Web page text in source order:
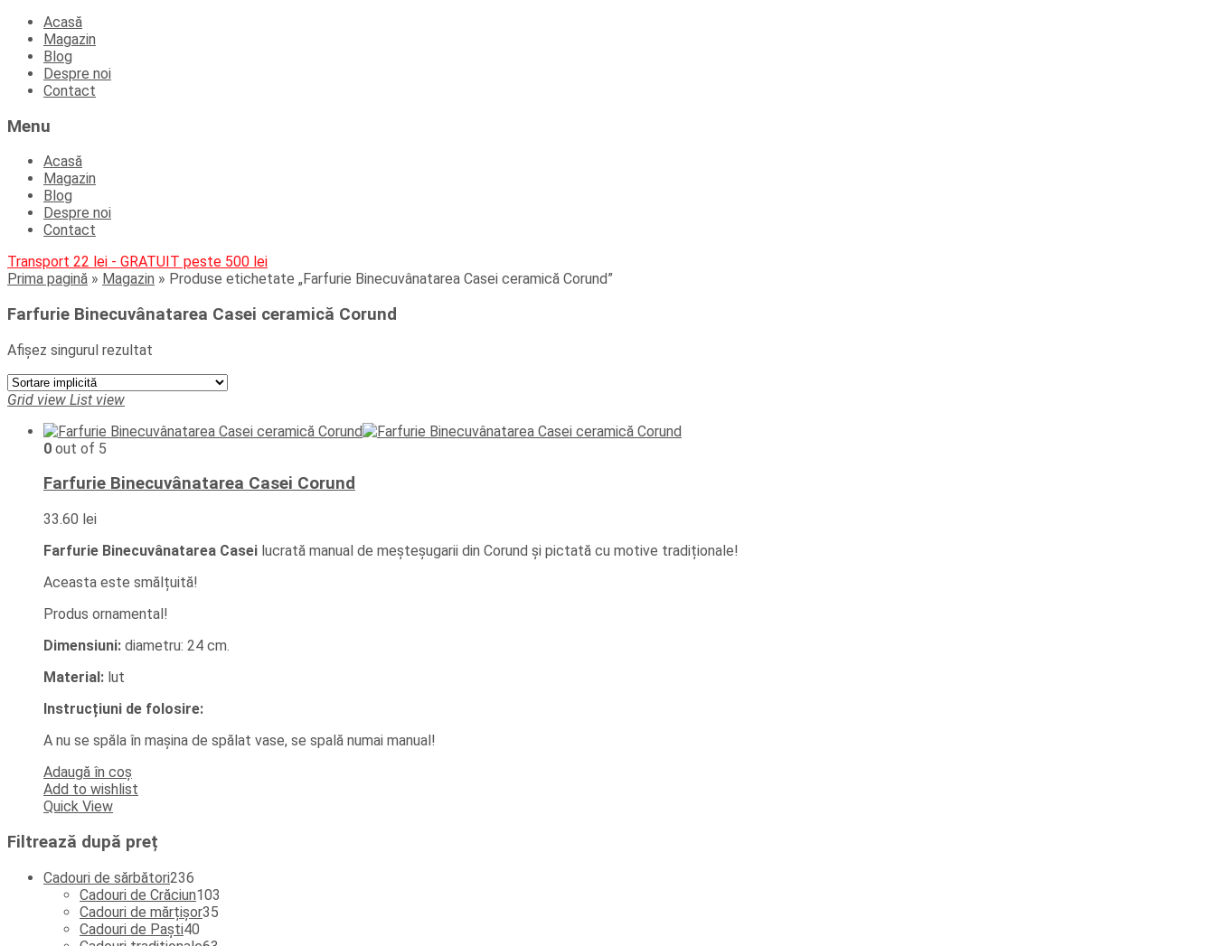
Skip
content
Acasă
Magazin
Blog
Despre noi
Contact
Menu
Acasă
Magazin
Blog
Despre noi
Contact
Transport 22 lei - GRATUIT peste 500 lei
Prima pagină » Magazin » Produse etichetate „Farfurie Binecuvânatarea Casei ceramică Corund”
Farfurie Binecuvânatarea Casei ceramică Corund
Afișez singurul rezultat
Grid view List view
0 out of 5
Farfurie Binecuvânatarea Casei Corund
33.60 lei
Farfurie Binecuvânatarea Casei lucrată manual de meșteșugarii din Corund și pictată cu motive tradiționale!
Aceasta este smălțuită!
Produs ornamental!
Dimensiuni: diametru: 24 cm.
Material: lut
Instrucțiuni de folosire:
A nu se spăla în mașina de spălat vase, se spală numai manual!
Adaugă în coș
Add to wishlist
Quick View
Filtrează după preț
Cadouri de sărbători236
de
produse
Cadouri de Crăciun103
Cadouri de mărțișor35
Cadouri de Paști40